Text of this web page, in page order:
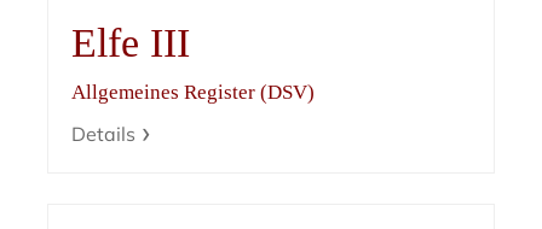
Elfe III
Allgemeines Register (DSV)
Details